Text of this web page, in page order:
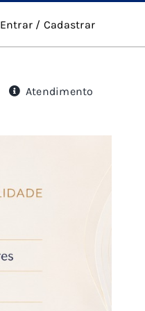
Entrar / Cadastrar
Atendimento